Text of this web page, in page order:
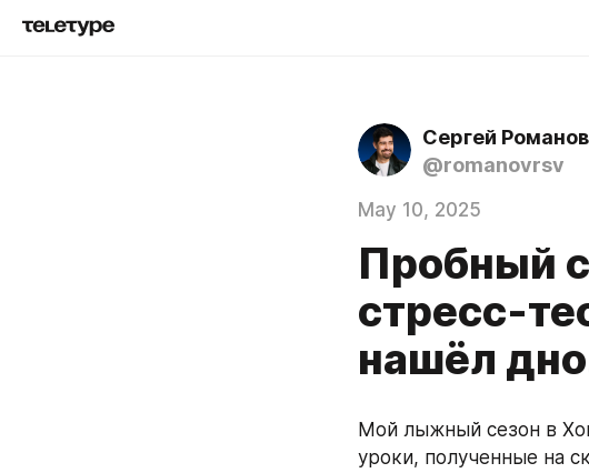
Сергей Романов
@romanovrsv
May 10, 2025
Пробный
стресс-
нашёл
Мой лыжный сезон в
уроки, полученные на